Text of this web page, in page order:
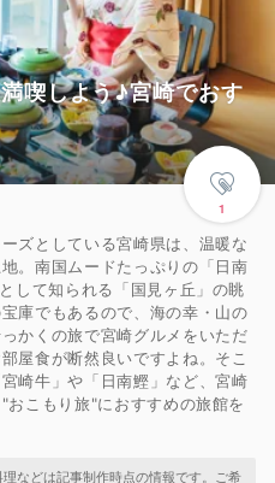
喫しよう♪宮崎でおす
1
ズとしている宮崎県は、温暖な
。南国ムードたっぷりの「日南
して知られる「国見ヶ丘」の眺
庫でもあるので、海の幸・山の
かくの旅で宮崎グルメをいただ
屋食が断然良いですよね。そこ
崎牛」や「日南鰹」など、宮崎
こもり旅"におすすめの旅館を